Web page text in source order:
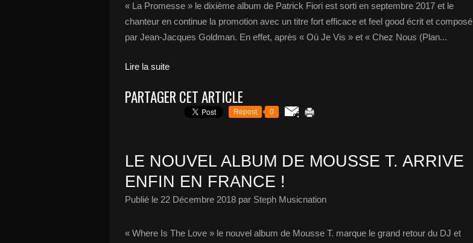
« La Promesse » le dixième album de Patrick Fiori est sorti en septembre 2017 et le
chanteur en continue la promotion avec un titre fort efficace et feel good écrit et composé
par Jean-Jacques Goldman. En effet, après « Où Je Vis » et « Chez Nous (Plan...
Lire la suite
PARTAGER CET ARTICLE
Repost 0
LE NOUVEL ALBUM DE MOUSSE T. ARRIVE
ENFIN EN FRANCE !
Publié le 22 Décembre 2018 par Steph Musicnation
« Where Is The Love » le nouvel album de Mousse T. marque le grand retour du DJ et